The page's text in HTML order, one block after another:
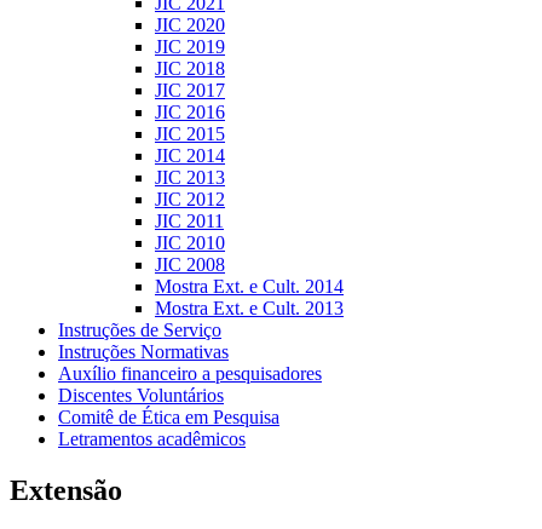
JIC 2020
JIC 2019
JIC 2018
JIC 2017
JIC 2016
JIC 2015
JIC 2014
JIC 2013
JIC 2012
JIC 2011
JIC 2010
JIC 2008
Mostra Ext. e Cult. 2014
Mostra Ext. e Cult. 2013
Instruções de Serviço
Instruções Normativas
Auxílio financeiro a pesquisadores
Discentes Voluntários
Comitê de Ética em Pesquisa
Letramentos acadêmicos
Extensão